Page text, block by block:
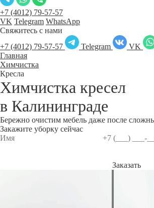
+7 (4012) 79-57-57
VK Telegram WhatsApp
Свяжитесь с нами
+7 (4012) 79-57-57
Telegram VK
Главная
Химчистка
Кресла
Химчистка кресел
в Калининграде
Бережно очистим мебель даже после
Закажите уборку сейчас
Заказать